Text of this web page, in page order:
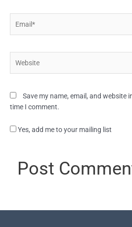
Save my name, email, and website
time I comment.
Yes, add me to your mailing list